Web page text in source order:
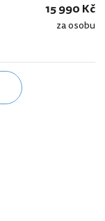
15 990 Kč
za osobu